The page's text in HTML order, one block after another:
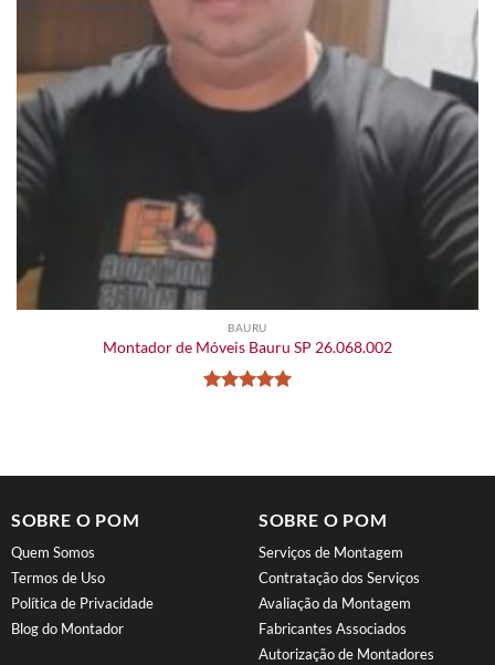
BAURU
Montador de Móveis Bauru SP 26.068.002
SOBRE O POM
Quem Somos
Termos de Uso
Política de Privacidade
Blog do Montador
SOBRE O POM
Serviços de Montagem
Contratação dos Serviços
Avaliação da Montagem
Fabricantes Associados
Autorização de Montadores